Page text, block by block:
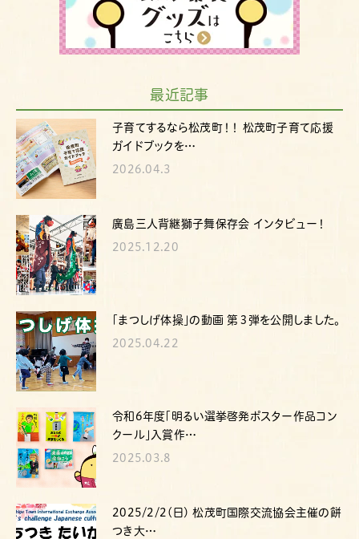
最近記事
子育てするなら松茂町！！ 松茂町子育て応援
ガイドブックを…
2026.04.3
廣島三人背継獅子舞保存会 インタビュー！
2025.12.20
｢まつしげ体操｣の動画 第３弾を公開しました。
2025.04.22
令和6年度「明るい選挙啓発ポスター作品コン
クール｣入賞作…
2025.03.8
2025/2/2(日) 松茂町国際交流協会主催の餅
つき大…